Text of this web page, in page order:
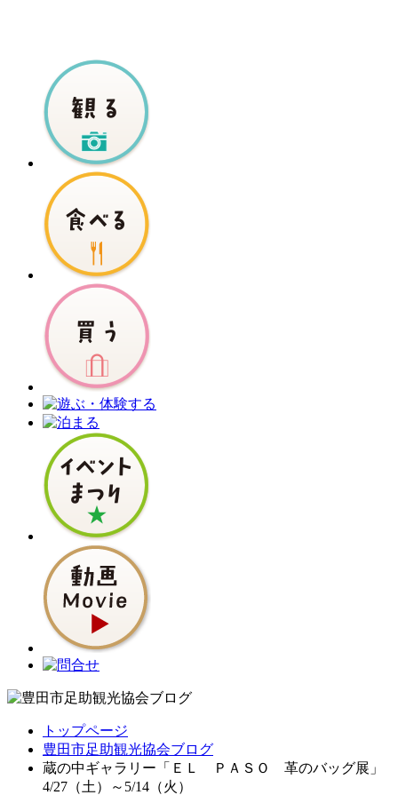
トップページ
豊田市足助観光協会ブログ
蔵の中ギャラリー「ＥＬ ＰＡＳＯ 革のバッグ展」
4/27（土）～5/14（火）